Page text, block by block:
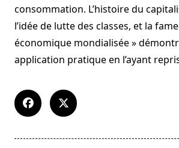
consommation. L’histoire du
l’idée de lutte des classes, et la
économique mondialisée »
application pratique en l’ayant